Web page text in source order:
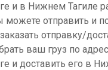
и в Нижнем Тагиле
отправить и
отправку/
ваш груз по
и доставить его в